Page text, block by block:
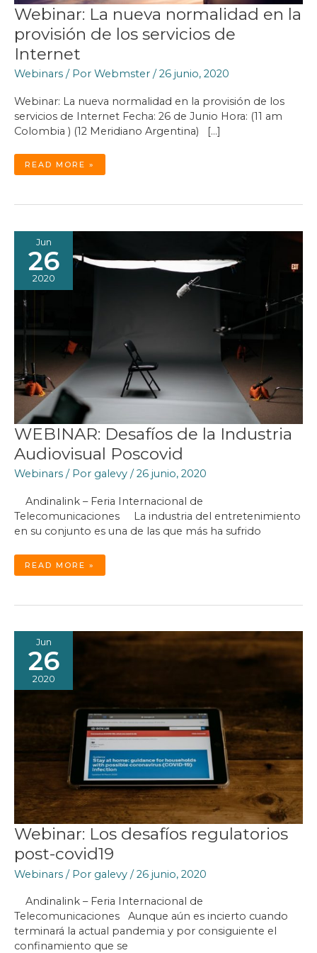
Webinar: La nueva normalidad en la
provisión de los servicios de
Internet
Webinars / Por Webmster /26 junio, 2020
Webinar: La nueva normalidad en la provisión de los
servicios de Internet Fecha: 26 de Junio Hora: (11 am
Colombia ) (12 Meridiano Argentina) […]
WEBINAR:
NUEVA
PROVISIÓN
INTERNET
READ MORE »
Jun
26
2020
WEBINAR: Desafíos de la Industria
Audiovisual Poscovid
Webinars / Por galevy / 26 junio, 2020
Andinalink – Feria Internacional de
Telecomunicaciones La industria del entretenimiento
en su conjunto es una de las que más ha sufrido
WEBINAR:
DESAFÍOS
DE
POSCOVID
READ MORE »
Jun
26
2020
Webinar: Los desafíos regulatorios
post-covid19
Webinars / Por galevy /26 junio, 2020
Andinalink – Feria Internacional de
Telecomunicaciones Aunque aún es incierto cuando
terminará la actual pandemia y por consiguiente el
confinamiento que se